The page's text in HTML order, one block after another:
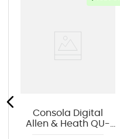
Consola Digital
Allen & Heath QU-